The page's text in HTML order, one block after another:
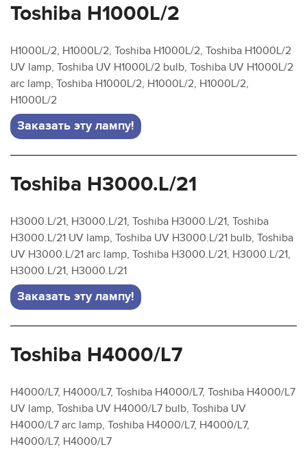
Toshiba H1000L/2
H1000L/2, H1000L/2, Toshiba H1000L/2, Toshiba H1000L/2
UV lamp, Toshiba UV H1000L/2 bulb, Toshiba UV H1000L/2
arc lamp, Toshiba H1000L/2, H1000L/2, H1000L/2,
H1000L/2
Заказать эту лампу!
Toshiba H3000.L/21
H3000.L/21, H3000.L/21, Toshiba H3000.L/21, Toshiba
H3000.L/21 UV lamp, Toshiba UV H3000.L/21 bulb, Toshiba
UV H3000.L/21 arc lamp, Toshiba H3000.L/21, H3000.L/21,
H3000.L/21, H3000.L/21
Заказать эту лампу!
Toshiba H4000/L7
H4000/L7, H4000/L7, Toshiba H4000/L7, Toshiba H4000/L7
UV lamp, Toshiba UV H4000/L7 bulb, Toshiba UV
H4000/L7 arc lamp, Toshiba H4000/L7, H4000/L7,
H4000/L7, H4000/L7